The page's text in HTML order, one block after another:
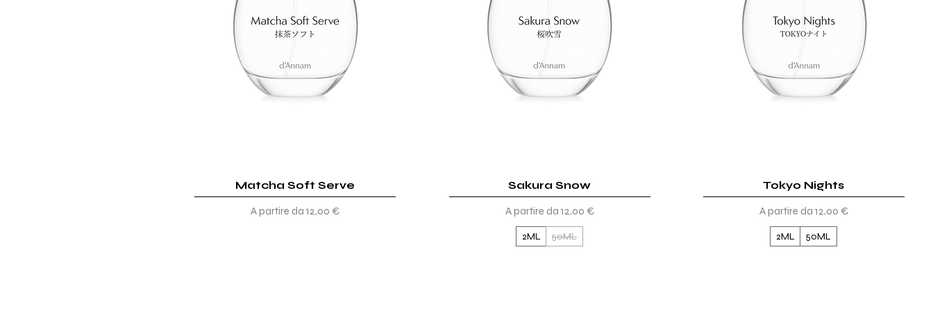
Vista rapida
Matcha Soft Serve
A partire da12,00 €
Prezzo scontato
Vista rapida
Sakura Snow
A partire da 12,00 €
Prezzo scontato
2ML 50ML
Vista rapida
Tokyo Nights
A partire da 12,00 €
Prezzo scontato
2ML 50ML